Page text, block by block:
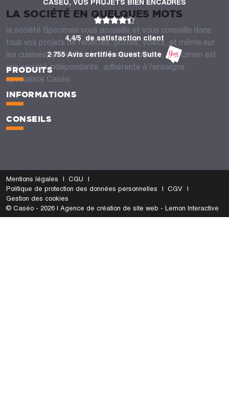
LA SOCIÉTÉ EN QUELQUES MOTS
la société Specimen vous accueille et vous conseille dans
tous vos projets de fenêtres, portes, volets, et même sur
les cuisines, et ce du conseil jusqu’à la pose. Specimen est
une société indépendante, adhérente à l’enseigne
spécialiste Caséo.
CASÉO, VOS PROJETS BIEN ENCADRÉS
4,4/5
de satisfaction client
2 755 Avis certifiés Guest Suite
PRODUITS
INFORMATIONS
CONSEILS
Mentions légales
CGU
Politique de protection des données personnelles
CGV
Gestion des cookies
© Caséo - 2026 | Agence de création de site web - Lemon Interactive